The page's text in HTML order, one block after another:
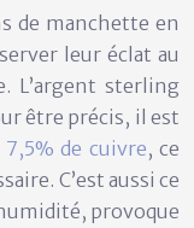
de manchette en
leur éclat au
L’argent sterling
être précis, il est
de cuivre, ce
C’est aussi ce
provoque